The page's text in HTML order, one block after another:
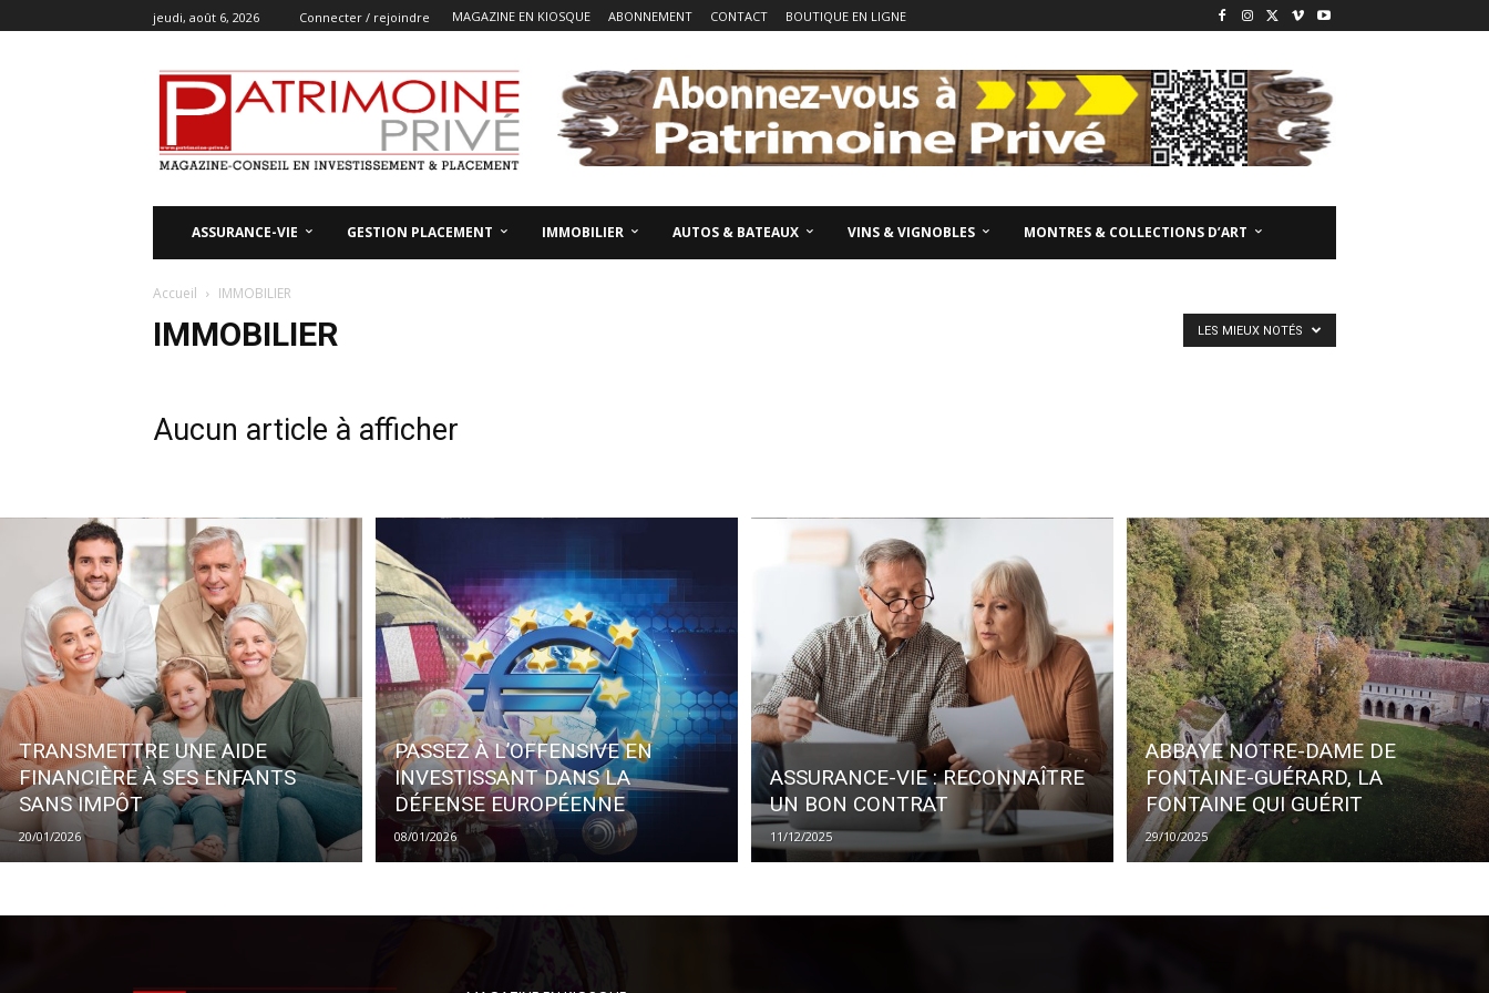
jeudi, août 6, 2026 Connecter / rejoindre MAGAZINE EN KIOSQUE ABONNEMENT CONTACT BOUTIQUE EN LIGNE
ASSURANCE-VIE GESTION PLACEMENT IMMOBILIER AUTOS & BATEAUX VINS & VIGNOBLES MONTRES & COLLECTIONS D’ART
Accueil IMMOBILIER
IMMOBILIER LES MIEUX NOTÉS
Aucun article à afficher
TRANSMETTRE UNE AIDE
FINANCIÈRE À SES ENFANTS
SANS IMPÔT
20/01/2026
PASSEZ À L’OFFENSIVE EN
INVESTISSANT DANS LA
DÉFENSE EUROPÉENNE
08/01/2026
ASSURANCE-VIE : RECONNAÎTRE
UN BON CONTRAT
11/12/2025
ABBAYE NOTRE-DAME DE
FONTAINE-GUÉRARD, LA
FONTAINE QUI GUÉRIT
29/10/2025